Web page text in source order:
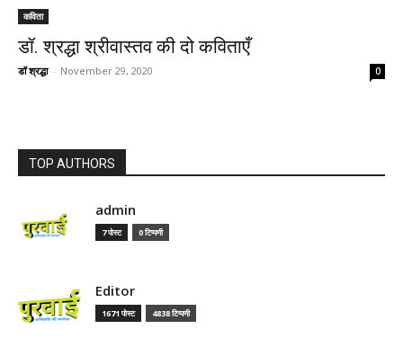
कविता
डॉ. श्रद्धा श्रीवास्तव की दो कविताएँ
डॉ श्रद्धा - November 29, 2020 0
TOP AUTHORS
admin
7 पोस्ट 0 टिप्पणी
Editor
1671 पोस्ट 4838 टिप्पणी